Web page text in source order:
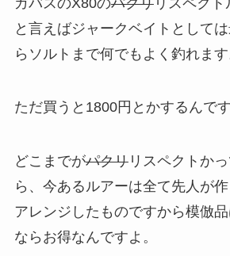
と言えばジャークベイトとして
らソルトまで何でもよく釣れます
ただ買うと1800円とかするんです
どこまでがパクリリスペクトか
ら、今あるルアーは全て先人が
アレンジしたものですから模倣
ならお得なんですよ。